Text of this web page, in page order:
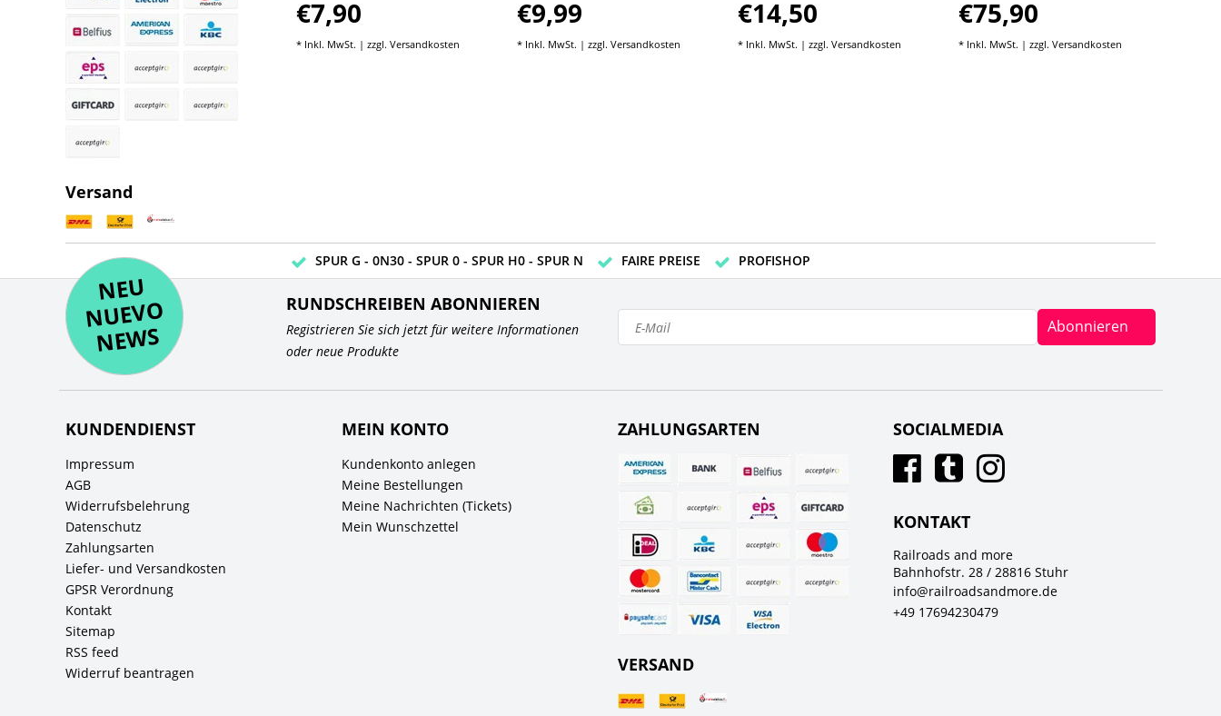
Versand
€7,90
* Inkl. MwSt. | zzgl. Versandkosten
€9,99
* Inkl. MwSt. | zzgl. Versandkosten
€14,50
* Inkl. MwSt. | zzgl. Versandkosten
€75,90
* Inkl. MwSt. | zzgl. Versandkosten
SPUR G - 0N30 - SPUR 0 - SPUR H0 - SPUR N FAIRE PREISE PROFISHOP
NE
U
N
UEV
O
NE
WS
RUNDSCHREIBEN ABONNIEREN
Registrieren Sie sich jetzt für weitere Informationen
oder neue Produkte
Abonnieren
KUNDENDIENST
Impressum
AGB
Widerrufsbelehrung
Datenschutz
Zahlungsarten
Liefer- und Versandkosten
GPSR Verordnung
Kontakt
Sitemap
RSS feed
Widerruf beantragen
MEIN KONTO
Kundenkonto anlegen
Meine Bestellungen
Meine Nachrichten (Tickets)
Mein Wunschzettel
ZAHLUNGSARTEN
VERSAND
SOCIALMEDIA
KONTAKT
Railroads and more
Bahnhofstr. 28 / 28816 Stuhr
info@railroadsandmore.de
+49 17694230479